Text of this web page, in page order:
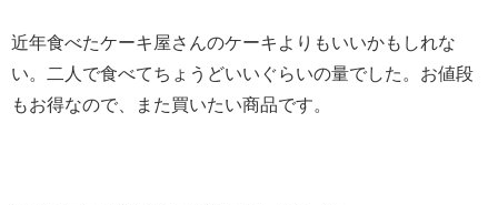
近年食べたケーキ屋さんのケーキよりもいいかもしれな
い。二人で食べてちょうどいいぐらいの量でした。お値段
もお得なので、また買いたい商品です。